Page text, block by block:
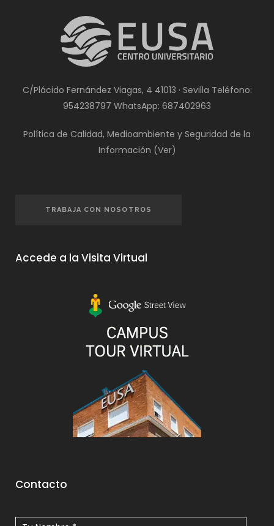
C/Plácido Fernández Viagas, 4 41013 · Sevilla Teléfono:
954238797 WhatsApp: 687402963
Política de Calidad, Medioambiente y Seguridad de la
Información (Ver)
TRABAJA CON NOSOTROS
Accede a la Visita Virtual
Contacto